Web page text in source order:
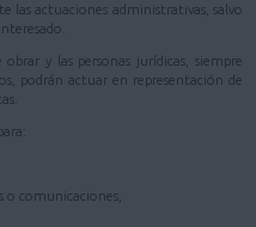
las actuaciones administrativas, salvo
obrar y las personas jurídicas, siempre
podrán actuar en representación de
o comunicaciones,